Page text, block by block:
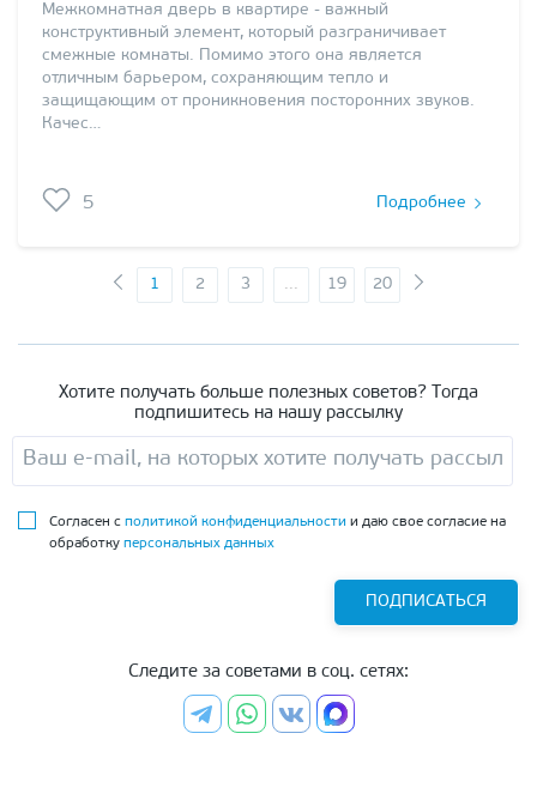
Межкомнатная дверь в квартире - важный
конструктивный элемент, который разграничивает
смежные комнаты. Помимо этого она является
отличным барьером, сохраняющим тепло и
защищающим от проникновения посторонних звуков.
Качес…
5 Подробнее
1 2 3 ... 19 20
Хотите получать больше полезных советов? Тогда
подпишитесь на нашу рассылку
Согласен с политикой конфиденциальности и даю свое согласие на
обработку персональных данных
ПОДПИСАТЬСЯ
Следите за советами в соц. сетях: